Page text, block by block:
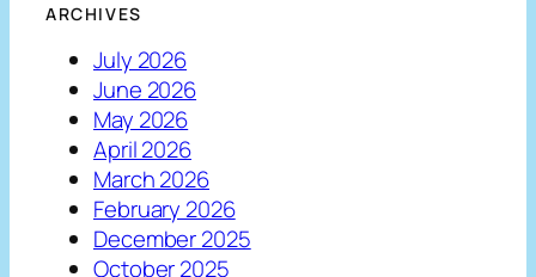
ARCHIVES
July 2026
June 2026
May 2026
April 2026
March 2026
February 2026
December 2025
October 2025